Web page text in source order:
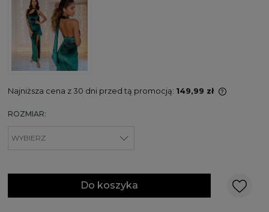
Najniższa cena z 30 dni przed tą promocją: 149,99 zł
ROZMIAR:
Do koszyka